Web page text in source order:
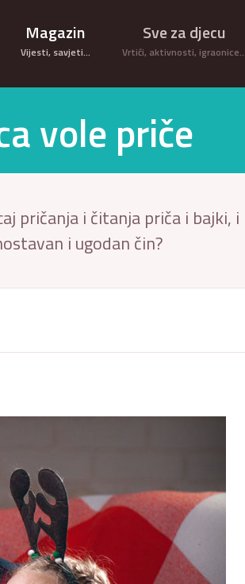
Magazin
Vijesti, savjeti...
Sve za djecu
Vrtići, aktivnosti, igraonice…
vole priče
pričanja i čitanja priča i bajki,
i ugodan čin?